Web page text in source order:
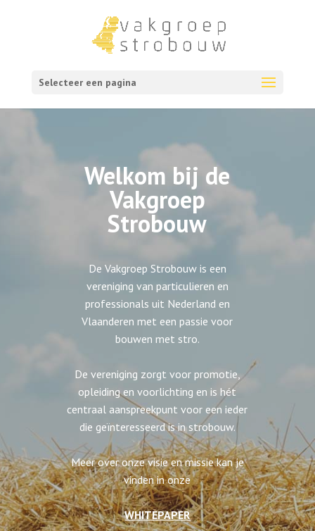
Selecteer een pagina
Welkom bij de
Vakgroep
Strobouw
De Vakgroep Strobouw is een
vereniging van particulieren en
professionals uit Nederland en
Vlaanderen met een passie voor
bouwen met stro.
De vereniging zorgt voor promotie,
opleiding en voorlichting en is hét
centraal aanspreekpunt voor een ieder
die geïnteresseerd is in strobouw.
Meer over onze visie en missie kan je
vinden in onze
WHITEPAPER